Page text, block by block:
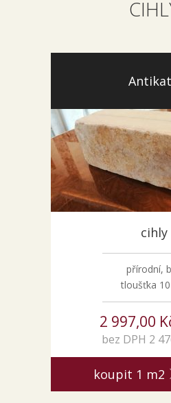
Lávové kameny
Kamenné dlažby a obklady
Oblázky, valouny a granulát
Pískovec
Solitéry
Kamenné bloky
Výrobky z kamene na
BERA GRAVEL FIX
Doplňkový sortiment
KAMENNÉ DLAŽBY, OBKLADY
MLATOVÉ POVRCHY
ZAKÁZKY NA MÍRU
cihly
přírodní,
tloušťka
2 997,00
bez DPH 2
koupit 1 m2